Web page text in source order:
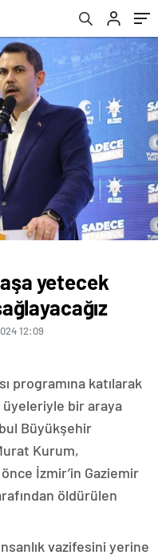
yetecek
12:09
programına katılarak
üyeleriyle bir araya
Büyükşehir
Kurum,
İzmir’in Gaziemir
öldürülen
vazifesini yerine